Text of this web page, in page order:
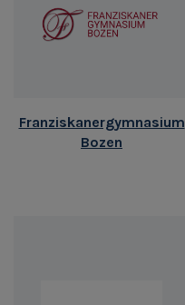
Franziskanergymnasium
Bozen